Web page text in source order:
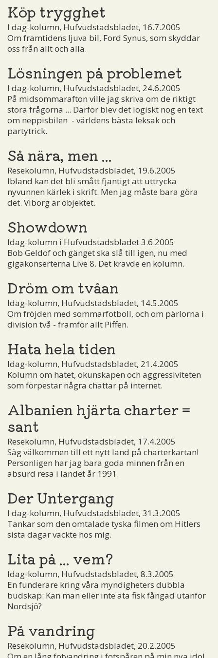
Köp trygghet
I dag-kolumn, Hufvudstadsbladet, 16.7.2005
Om framtidens ljuva bil, Ford Synus, som skyddar
oss från allt och alla.
Lösningen på problemet
I dag-kolumn, Hufvudstadsbladet, 24.6.2005
På midsommarafton ville jag skriva om de riktigt
stora frågorna ... Därför blev det logiskt nog en text
om neppisbilen ­ - världens bästa leksak och
partytrick.
Så nära, men ...
Resekolumn, Hufvudstadsbladet, 19.6.2005
Ibland kan det bli smått fjantigt att uttrycka
nyvunnen kärlek i skrift. Men jag måste bara göra
det. Viborg är objektet.
Showdown
Idag-kolumn i Hufvudstadsbladet 3.6.2005
Bob Geldof och gänget ska slå till igen, nu med
gigakonserterna Live 8. Det krävde en kolumn.
Dröm om tvåan
Idag-kolumn, Hufvudstadsbladet, 14.5.2005
Om fröjden med sommarfotboll, och om pärlorna i
division två - framför allt Piffen.
Hata hela tiden
Idag-kolumn, Hufvudstadsbladet, 21.4.2005
Kolumn om hatet, okunskapen och aggressiviteten
som förpestar några chattar på internet.
Albanien hjärta charter =
sant
Resekolumn, Hufvudstadsbladet, 17.4.2005
Säg välkommen till ett nytt land på charterkartan!
Personligen har jag bara goda minnen från en
absurd resa i landet år 1991.
Der Untergang
I dag-kolumn, Hufvudstadsbladet, 31.3.2005
Tankar som den omtalade tyska filmen om Hitlers
sista dagar väckte hos mig.
Lita på ... vem?
Idag-kolumn, Hufvudstadsbladet, 8.3.2005
En funderare kring våra myndigheters dubbla
budskap: Kan man eller inte äta fisk fångad utanför
Nordsjö?
På vandring
Resekolumn, Hufvudstadsbladet, 20.2.2005